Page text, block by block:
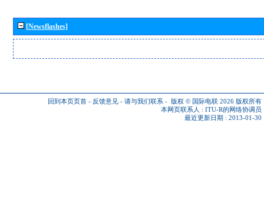
[Newsflashes]
回到本页页首 - 反馈意见 - 请与我们联系 - 版权 © 国际电联 2026 版权所有
本网页联系人 : ITU-R的网络协调员
最近更新日期 : 2013-01-30